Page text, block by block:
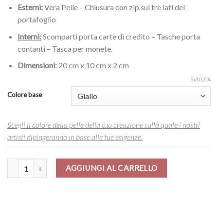
Esterni:Vera Pelle – Chiusura con zip sui tre lati del
portafoglio
Interni:Scomparti porta carte di credito – Tasche porta
contanti – Tasca per monete.
Dimensioni:20 cm x 10 cm x 2 cm
Colore base
SVUOTA
Scegli il colore della pelle della tua creazione sulla quale i nostri
artisti dipingeranno in base alle tue esigenze.
Portafoglio – Red parrot quantitàAGGIUNGI AL CARRELLO